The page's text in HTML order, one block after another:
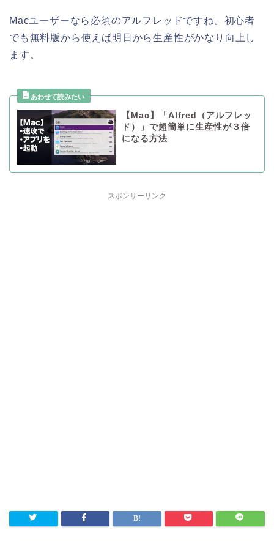
Macユーザーなら必須のアルフレッドですね。初心者
でも無料版から使えば明日から生産性がかなり向上し
ます。
【Mac】「Alfred（アルフレッ
ド）」で超簡単に生産性が３倍
になる方法
スポンサーリンク